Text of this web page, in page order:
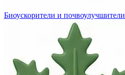
Биоускорители и почвоулучшители